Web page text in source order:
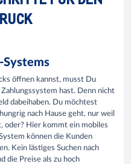
Systems
öffnen kannst, musst Du
hast. Denn nicht
dabeihaben. Du möchtest
nach Hause geht, nur weil
oder? Hier kommt ein mobiles
können die Kunden
Kein lästiges Suchen nach
die Preise als zu hoch